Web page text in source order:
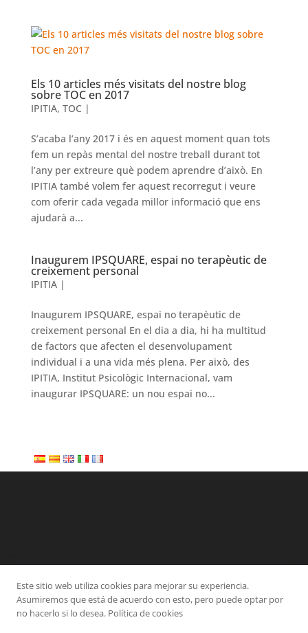
Els 10 articles més visitats del nostre blog
sobre TOC en 2017
IPITIA, TOC |
S’acaba l’any 2017 i és en aquest moment quan tots
fem un repàs mental del nostre treball durant tot
l’any per extreure què podem aprendre d’això. En
IPITIA també volem fer aquest recorregut i veure
com oferir cada vegada millor informació que ens
ajudarà a...
Inaugurem IPSQUARE, espai no terapèutic de
creixement personal
IPITIA|
Inaugurem IPSQUARE, espai no terapèutic de
creixement personal En el dia a dia, hi ha multitud
de factors que afecten el desenvolupament
individual i a una vida més plena. Per això, des
IPITIA, Institut Psicològic Internacional, vam
inaugurar IPSQUARE: un nou espai no...
Categories
Altres Ansietat IPITIA Sexologia
Este sitio web utiliza cookies para mejorar su experiencia.
Asumiremos que está de acuerdo con esto, pero puede optar por
no hacerlo si lo desea. Política de cookies